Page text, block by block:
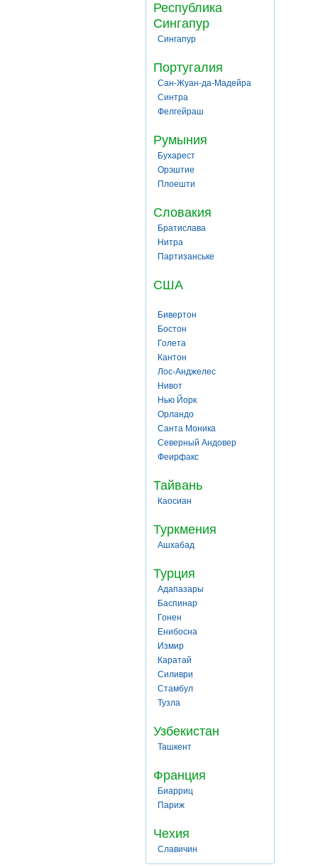
Республика
Сингапур
Сингапур
Португалия
Сан-Жуан-да-Мадейра
Синтра
Фелгейраш
Румыния
Бухарест
Орэштие
Плоешти
Словакия
Братислава
Нитра
Партизанське
США
Бивертон
Бостон
Голета
Кантон
Лос-Анджелес
Нивот
Нью Йорк
Орландо
Санта Моника
Северный Андовер
Феирфакс
Тайвань
Каосиан
Туркмения
Ашхабад
Турция
Адапазары
Баспинар
Гонен
Енибосна
Измир
Каратай
Силиври
Стамбул
Тузла
Узбекистан
Ташкент
Франция
Биарриц
Париж
Чехия
Славичин